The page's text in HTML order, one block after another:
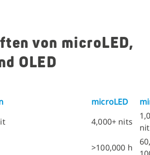
von microLED,
OLED
microLED
4,000+ nits
>100,000 h